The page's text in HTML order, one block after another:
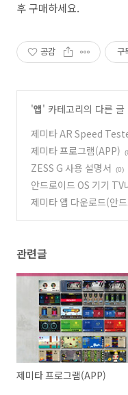
후 구매하세요.
공감 구
'앱' 카테고리의 다른 글
제미타 AR Speed
제미타 프로그램(APP)
ZESS G 사용 설명서 (0)
안드로이드 OS 기기
(0)
제미타 앱 다운로드(안
관련글
제미타 프로그램(APP)